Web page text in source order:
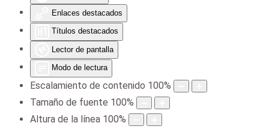
Enlaces destacados
Títulos destacados
Lector de pantalla
Modo de lectura
Escalamiento de contenido 100%
Tamaño de fuente 100%
Altura de la línea 100%